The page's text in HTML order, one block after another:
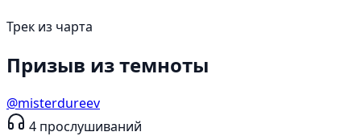
Трек из чарта
Призыв из темноты
@misterdureev
4 прослушиваний